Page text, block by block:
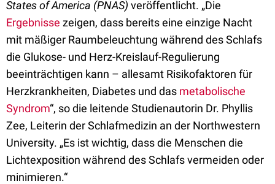
States of America (PNAS) veröffentlicht. „Die
Ergebnisse zeigen, dass bereits eine einzige Nacht
mit mäßiger Raumbeleuchtung während des Schlafs
die Glukose- und Herz-Kreislauf-Regulierung
beeinträchtigen kann – allesamt Risikofaktoren für
Herzkrankheiten, Diabetes und das metabolische
Syndrom“, so die leitende Studienautorin Dr. Phyllis
Zee, Leiterin der Schlafmedizin an der Northwestern
University. „Es ist wichtig, dass die Menschen die
Lichtexposition während des Schlafs vermeiden oder
minimieren.“